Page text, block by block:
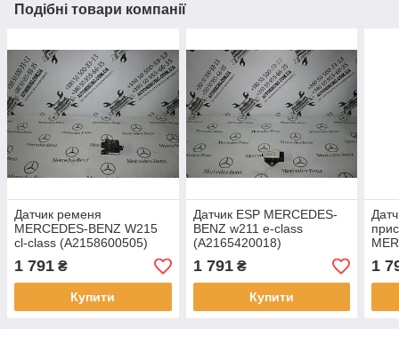
Подібні товари компанії
Датчик ременя
MERCEDES-BENZ W215
cl-class (A2158600505)
1 791 ₴
Купити
Датчик ESP MERCEDES-
BENZ w211 e-class
(A2165420018)
1 791₴
Купити
s-
1